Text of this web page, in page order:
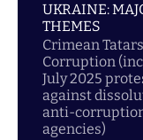
UKRAINE:
THEMES
Crimean Tatars
Corruption
July 2025
against
anti-
agencies)